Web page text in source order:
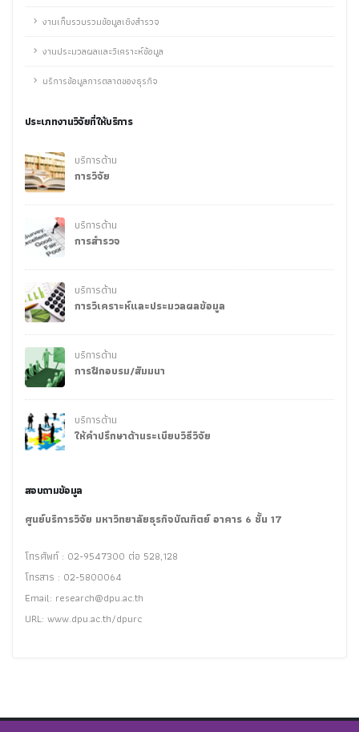
งานเก็บรวบรวมข้อมูลเชิงสำรวจ
งานประมวลผลและวิเคราะห์ข้อมูล
บริการข้อมูลการตลาดของธุรกิจ
ประเภทงานวิจัยที่ให้บริการ
บริการด้าน
การวิจัย
บริการด้าน
การสำรวจ
บริการด้าน
การวิเคราะห์และประมวลผลข้อมูล
บริการด้าน
การฝึกอบรม/สัมมนา
บริการด้าน
ให้คำปรึกษาด้านระเบียบวิธีวิจัย
สอบถามข้อมูล
ศูนย์บริการวิจัย มหาวิทยาลัยธุรกิจบัณฑิตย์ อาคาร 6 ชั้น 17
โทรศัพท์ : 02-9547300 ต่อ 528,128
โทรสาร : 02-5800064
Email: research@dpu.ac.th
URL: www.dpu.ac.th/dpurc